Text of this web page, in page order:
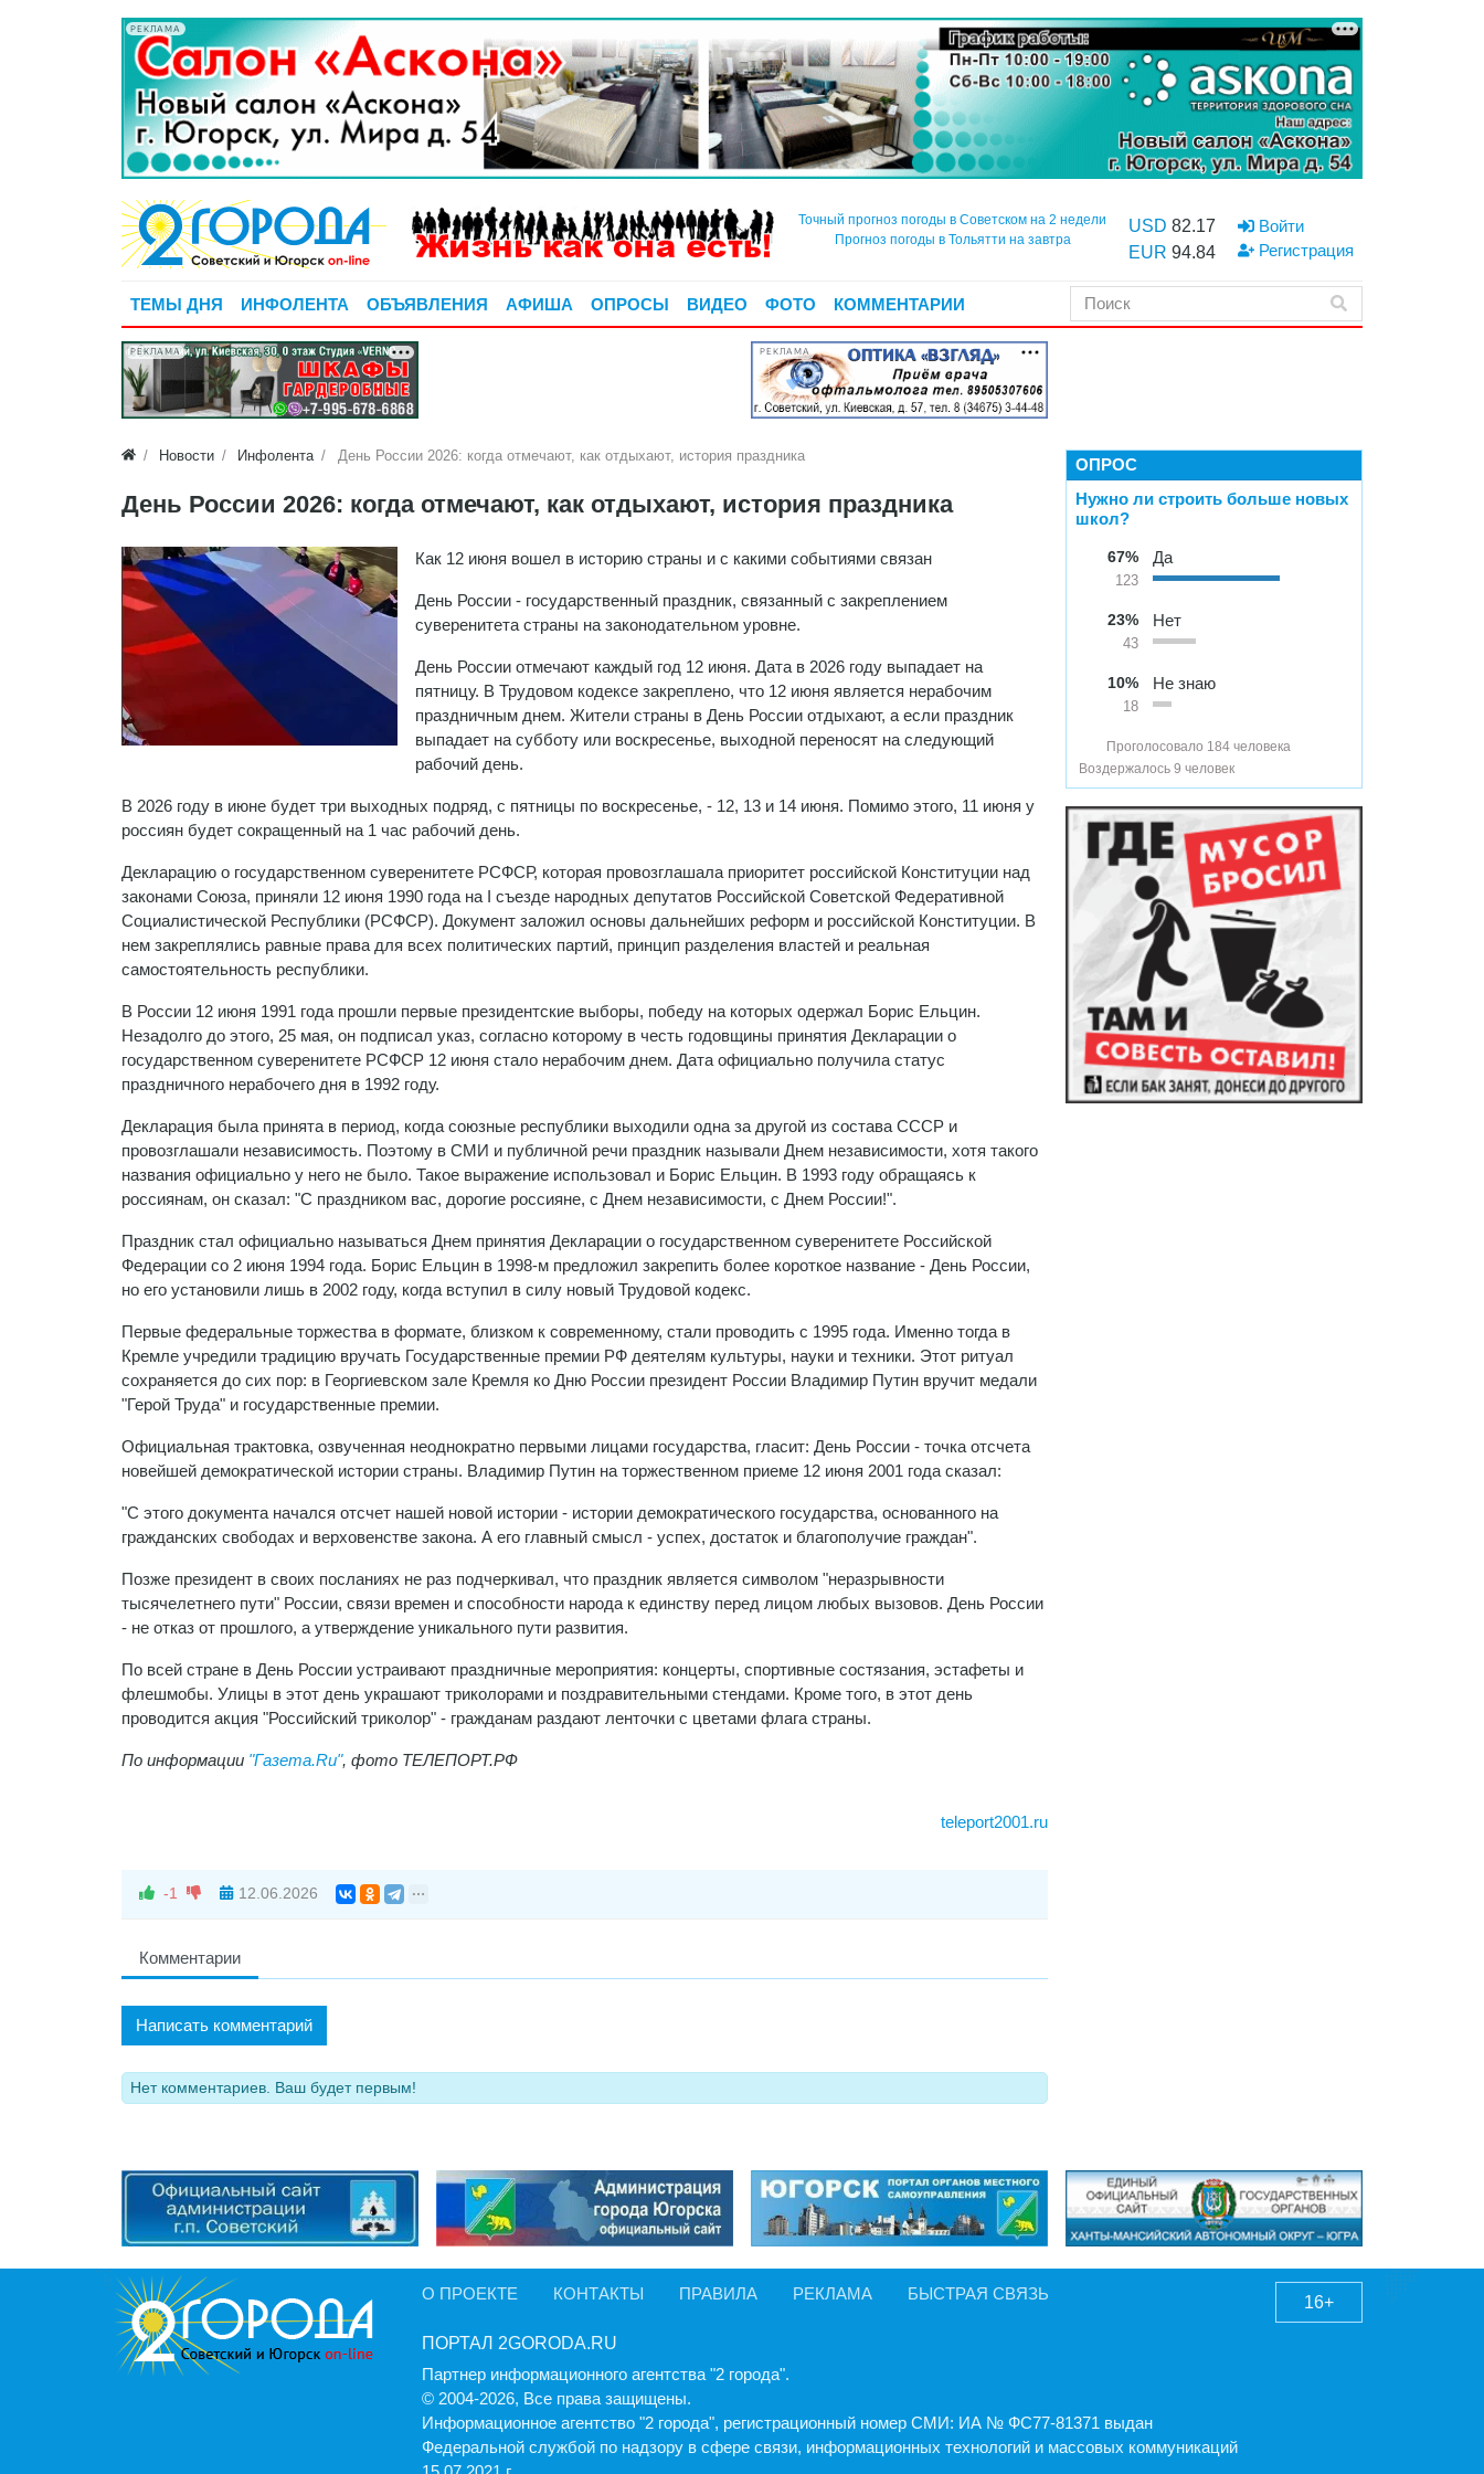
РЕКЛАМА
Точный прогноз погоды в Советском на 2 недели
Прогноз погоды в Тольятти на завтра
USD 82.17
EUR 94.84
Войти
Регистрация
ТЕМЫ ДНЯ ИНФОЛЕНТА ОБЪЯВЛЕНИЯ АФИША ОПРОСЫ ВИДЕО ФОТО КОММЕНТАРИИ
РЕКЛАМА РЕКЛАМА
Новости Инфолента День России 2026: когда отмечают, как отдыхают, история праздника
День России 2026: когда отмечают, как отдыхают, история праздника
Как 12 июня вошел в историю страны и с какими событиями связан
День России - государственный праздник, связанный с закреплением
суверенитета страны на законодательном уровне.
День России отмечают каждый год 12 июня. Дата в 2026 году выпадает на
пятницу. В Трудовом кодексе закреплено, что 12 июня является нерабочим
праздничным днем. Жители страны в День России отдыхают, а если праздник
выпадает на субботу или воскресенье, выходной переносят на следующий
рабочий день.
В 2026 году в июне будет три выходных подряд, с пятницы по воскресенье, - 12, 13 и 14 июня. Помимо этого, 11 июня у
россиян будет сокращенный на 1 час рабочий день.
Декларацию о государственном суверенитете РСФСР, которая провозглашала приоритет российской Конституции над
законами Союза, приняли 12 июня 1990 года на I съезде народных депутатов Российской Советской Федеративной
Социалистической Республики (РСФСР). Документ заложил основы дальнейших реформ и российской Конституции. В
нем закреплялись равные права для всех политических партий, принцип разделения властей и реальная
самостоятельность республики.
В России 12 июня 1991 года прошли первые президентские выборы, победу на которых одержал Борис Ельцин.
Незадолго до этого, 25 мая, он подписал указ, согласно которому в честь годовщины принятия Декларации о
государственном суверенитете РСФСР 12 июня стало нерабочим днем. Дата официально получила статус
праздничного нерабочего дня в 1992 году.
Декларация была принята в период, когда союзные республики выходили одна за другой из состава СССР и
провозглашали независимость. Поэтому в СМИ и публичной речи праздник называли Днем независимости, хотя такого
названия официально у него не было. Такое выражение использовал и Борис Ельцин. В 1993 году обращаясь к
россиянам, он сказал: "С праздником вас, дорогие россияне, с Днем независимости, с Днем России!".
Праздник стал официально называться Днем принятия Декларации о государственном суверенитете Российской
Федерации со 2 июня 1994 года. Борис Ельцин в 1998-м предложил закрепить более короткое название - День России,
но его установили лишь в 2002 году, когда вступил в силу новый Трудовой кодекс.
Первые федеральные торжества в формате, близком к современному, стали проводить с 1995 года. Именно тогда в
Кремле учредили традицию вручать Государственные премии РФ деятелям культуры, науки и техники. Этот ритуал
сохраняется до сих пор: в Георгиевском зале Кремля ко Дню России президент России Владимир Путин вручит медали
"Герой Труда" и государственные премии.
Официальная трактовка, озвученная неоднократно первыми лицами государства, гласит: День России - точка отсчета
новейшей демократической истории страны. Владимир Путин на торжественном приеме 12 июня 2001 года сказал:
"С этого документа начался отсчет нашей новой истории - истории демократического государства, основанного на
гражданских свободах и верховенстве закона. А его главный смысл - успех, достаток и благополучие граждан".
Позже президент в своих посланиях не раз подчеркивал, что праздник является символом "неразрывности
тысячелетнего пути" России, связи времен и способности народа к единству перед лицом любых вызовов. День России
- не отказ от прошлого, а утверждение уникального пути развития.
По всей стране в День России устраивают праздничные мероприятия: концерты, спортивные состязания, эстафеты и
флешмобы. Улицы в этот день украшают триколорами и поздравительными стендами. Кроме того, в этот день
проводится акция "Российский триколор" - гражданам раздают ленточки с цветами флага страны.
По информации "Газета.Ru", фото ТЕЛЕПОРТ.РФ
teleport2001.ru
-1 12.06.2026
Комментарии
Написать комментарий
Нет комментариев. Ваш будет первым!
ОПРОС
Нужно ли строить больше новых
школ?
67%
123
Да
23%
43
Нет
10%
18
Не знаю
Проголосовало 184 человека
Воздержалось 9 человек
О ПРОЕКТЕ КОНТАКТЫ ПРАВИЛА РЕКЛАМА БЫСТРАЯ СВЯЗЬ
ПОРТАЛ 2GORODA.RU
Партнер информационного агентства "2 города".
© 2004-2026, Все права защищены.
Информационное агентство "2 города", регистрационный номер СМИ: ИА № ФС77-81371 выдан
Федеральной службой по надзору в сфере связи, информационных технологий и массовых коммуникаций
16+